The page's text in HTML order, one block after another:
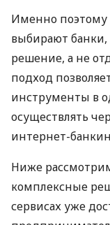
Именно поэтому
выбирают
решение, а не
подход
инструменты в
осуществлять
интернет-
Ниже
комплексные
сервисах уже